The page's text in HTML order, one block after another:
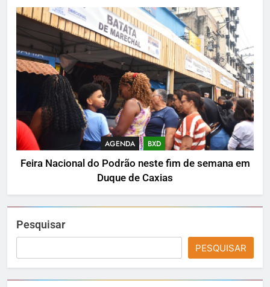
AGENDA BXD
Feira Nacional do Podrão neste fim de semana em
Duque de Caxias
Pesquisar
PESQUISAR